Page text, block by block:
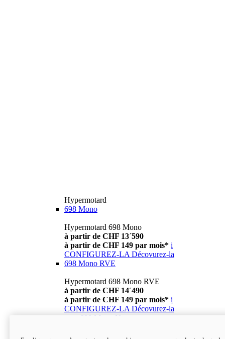
Hypermotard
698 Mono
Hypermotard 698 Mono
à partir de CHF 13´590
à partir de CHF 149 par mois* i
CONFIGUREZ-LA Décovurez-la
698 Mono RVE
Hypermotard 698 Mono RVE
à partir de CHF 14´490
à partir de CHF 149 par mois* i
CONFIGUREZ-LA Décovurez-la
698 Mono Nera
Hypermotard 698 Mono Nera